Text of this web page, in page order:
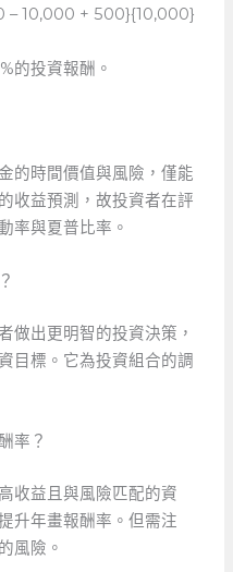
– 10,000 + 500}{10,000}
的投資報酬。
的時間價值與風險，僅能
收益預測，故投資者在評
率與夏普比率。
做出更明智的投資決策，
目標。它為投資組合的調
率？
收益且與風險匹配的資
升年畫報酬率。但需注
風險。